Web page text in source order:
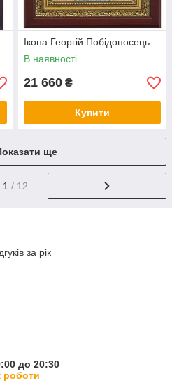
Ікона Георгій Побідоносець
В наявності
21 660 ₴
Купити
ще
1 / 12
за рік
до 20:30
роботи